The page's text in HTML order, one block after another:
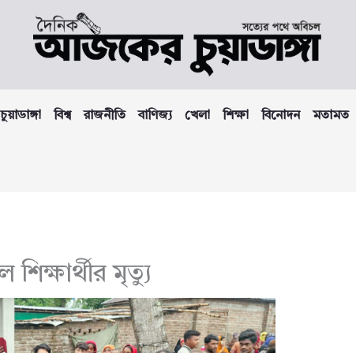
চুয়াডাঙ্গা বিশ্ব রাজনীতি বাণিজ্য খেলা শিক্ষা বিনোদন মতামত
শিক্ষার্থীর মৃত্যু